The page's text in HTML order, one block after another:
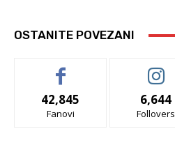
OSTANITE POVEZANI
42,845
Fanovi
6,644
Follovers